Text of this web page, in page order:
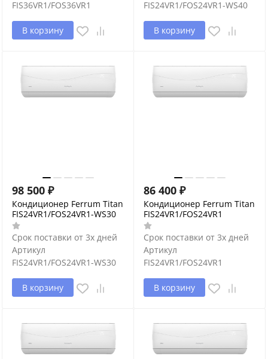
FIS36VR1/FOS36VR1
В корзину
FIS24VR1/FOS24VR1-WS40
В корзину
98 500 ₽
Кондиционер Ferrum Titan
FIS24VR1/FOS24VR1-WS30
Срок поставки от 3х дней
Артикул
FIS24VR1/FOS24VR1-WS30
В корзину
86 400 ₽
Кондиционер Ferrum Titan
FIS24VR1/FOS24VR1
Срок поставки от 3х дней
Артикул
FIS24VR1/FOS24VR1
В корзину